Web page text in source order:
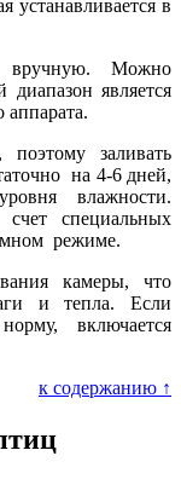
устанавливается в
вручную. Можно
является
аппарата.
заливать
на 4-6 дней,
влажности.
специальных
режиме.
камеры, что
и тепла. Если
включается
к содержанию ↑